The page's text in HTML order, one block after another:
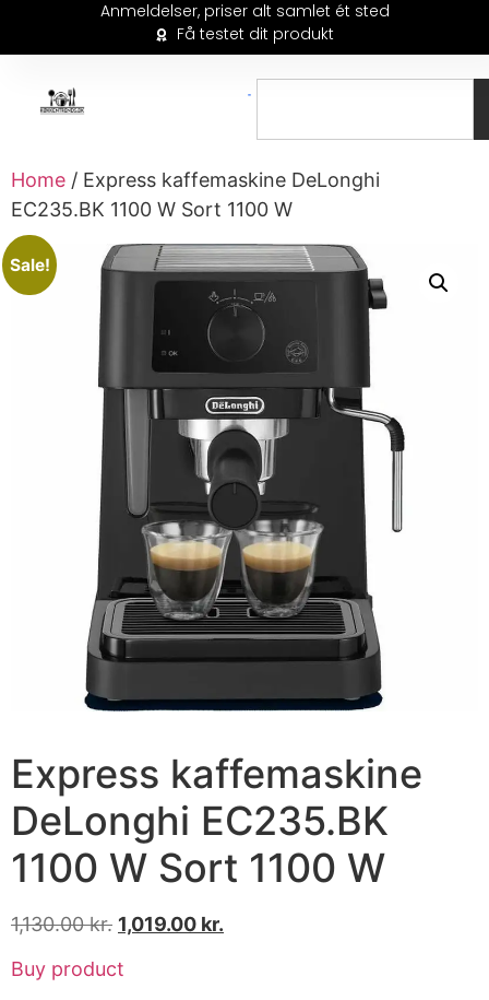
Anmeldelser, priser alt samlet ét sted
Få testet dit produkt
Home / Express kaffemaskine DeLonghi
EC235.BK 1100 W Sort 1100 W
Sale!
Express kaffemaskine
DeLonghi EC235.BK
1100 W Sort 1100 W
1,130.00kr. 1,019.00 kr.
Buy product